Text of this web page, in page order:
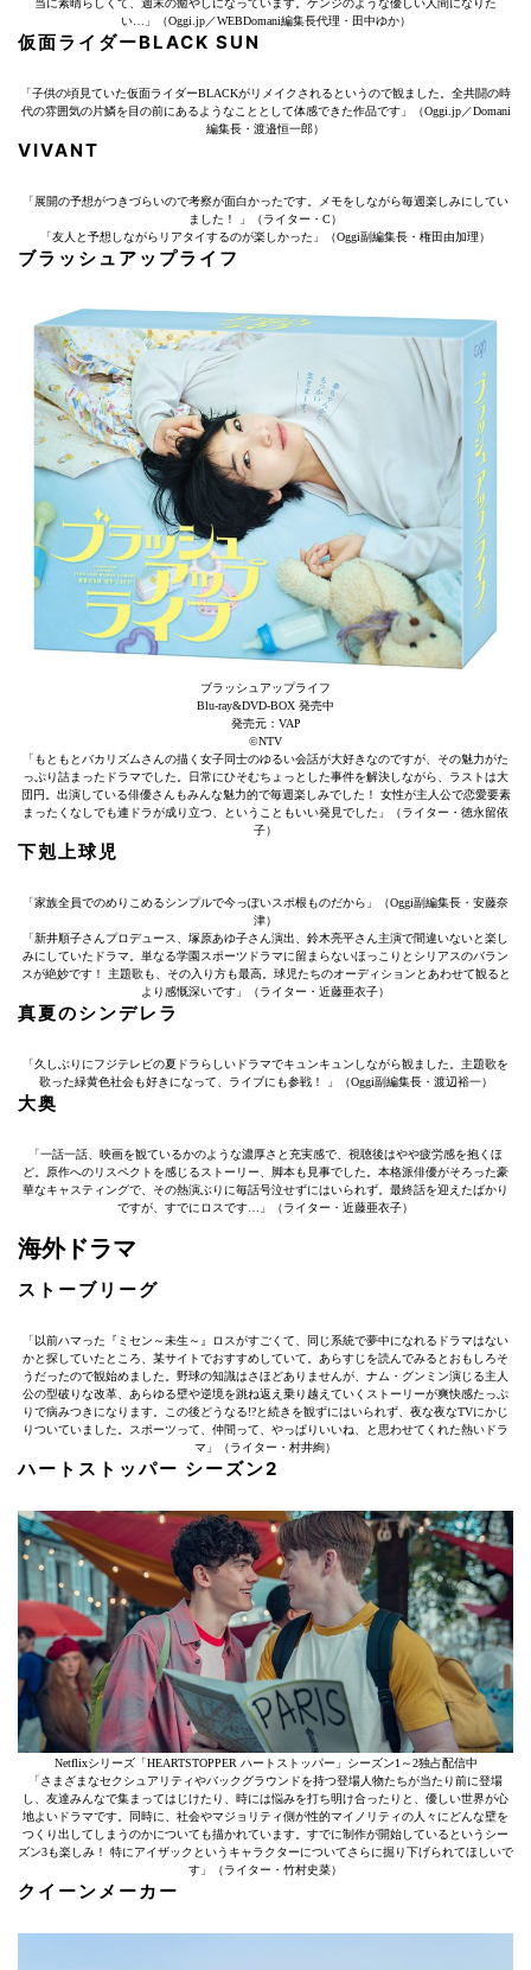
い…」（Oggi.jp／WEBDomani編集長代理・田中ゆか）
仮面ライダーBLACK SUN
「子供の頃見ていた仮面ライダーBLACKがリメイクされるというので観ました。全共闘の時
代の雰囲気の片鱗を目の前にあるようなこととして体感できた作品です」（Oggi.jp／Domani
編集長・渡邉恒一郎）
VIVANT
「展開の予想がつきづらいので考察が面白かったです。メモをしながら毎週楽しみにしてい
ました！ 」（ライター・C）
「友人と予想しながらリアタイするのが楽しかった」（Oggi副編集長・権田由加理）
ブラッシュアップライフ
ブラッシュアップライフ
Blu-ray&DVD-BOX 発売中
発売元：VAP
©️NTV
「もともとバカリズムさんの描く女子同士のゆるい会話が大好きなのですが、その魅力がた
っぷり詰まったドラマでした。日常にひそむちょっとした事件を解決しながら、ラストは大
団円。出演している俳優さんもみんな魅力的で毎週楽しみでした！ 女性が主人公で恋愛要素
まったくなしでも連ドラが成り立つ、ということもいい発見でした」（ライター・徳永留依
子）
下剋上球児
「家族全員でのめりこめるシンプルで今っぽいスポ根ものだから」（Oggi副編集長・安藤奈
津）
「新井順子さんプロデュース、塚原あゆ子さん演出、鈴木亮平さん主演で間違いないと楽し
みにしていたドラマ。単なる学園スポーツドラマに留まらないほっこりとシリアスのバラン
スが絶妙です！ 主題歌も、その入り方も最高。球児たちのオーディションとあわせて観ると
より感慨深いです」（ライター・近藤亜衣子）
真夏のシンデレラ
「久しぶりにフジテレビの夏ドラらしいドラマでキュンキュンしながら観ました。主題歌を
歌った緑黄色社会も好きになって、ライブにも参戦！ 」（Oggi副編集長・渡辺裕一）
大奥
「一話一話、映画を観ているかのような濃厚さと充実感で、視聴後はやや疲労感を抱くほ
ど。原作へのリスペクトを感じるストーリー、脚本も見事でした。本格派俳優がそろった豪
華なキャスティングで、その熱演ぶりに毎話号泣せずにはいられず。最終話を迎えたばかり
ですが、すでにロスです…」（ライター・近藤亜衣子）
海外ドラマ
ストーブリーグ
「以前ハマった『ミセン～未生～』ロスがすごくて、同じ系統で夢中になれるドラマはない
かと探していたところ、某サイトでおすすめしていて。あらすじを読んでみるとおもしろそ
うだったので観始めました。野球の知識はさほどありませんが、ナム・グンミン演じる主人
公の型破りな改革、あらゆる壁や逆境を跳ね返え乗り越えていくストーリーが爽快感たっぷ
りで病みつきになります。この後どうなる!?と続きを観ずにはいられず、夜な夜なTVにかじ
りついていました。スポーツって、仲間って、やっぱりいいね、と思わせてくれた熱いドラ
マ」（ライター・村井絢）
ハートストッパー シーズン2
Netflixシリーズ「HEARTSTOPPER ハートストッパー」シーズン1～2独占配信中
「さまざまなセクシュアリティやバックグラウンドを持つ登場人物たちが当たり前に登場
し、友達みんなで集まってはじけたり、時には悩みを打ち明け合ったりと、優しい世界が心
地よいドラマです。同時に、社会やマジョリティ側が性的マイノリティの人々にどんな壁を
つくり出してしまうのかについても描かれています。すでに制作が開始しているというシー
ズン3も楽しみ！ 特にアイザックというキャラクターについてさらに掘り下げられてほしいで
す」（ライター・竹村史菜）
クイーンメーカー